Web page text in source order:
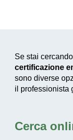
Se stai cercando
certificazione
sono diverse
il professionista
Cerca